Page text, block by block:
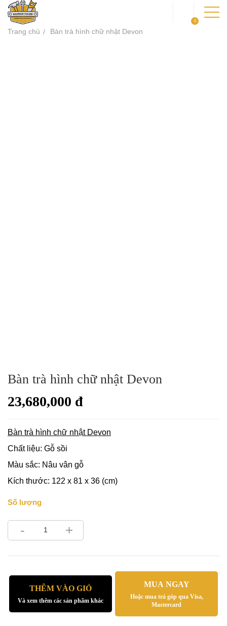
0
Trang chủ Bàn trà hình chữ nhật Devon
Bàn trà hình chữ nhật Devon
23,680,000 đ
Bàn trà hình chữ nhật Devon
Chất liệu: Gỗ sồi
Màu sắc: Nâu vân gỗ
Kích thước: 122 x 81 x 36 (cm)
Số lượng
- +
THÊM VÀO GIỎ
Và xem thêm các sản phẩm khác
MUA NGAY
Hoặc mua trả góp qua Visa,
Mastercard